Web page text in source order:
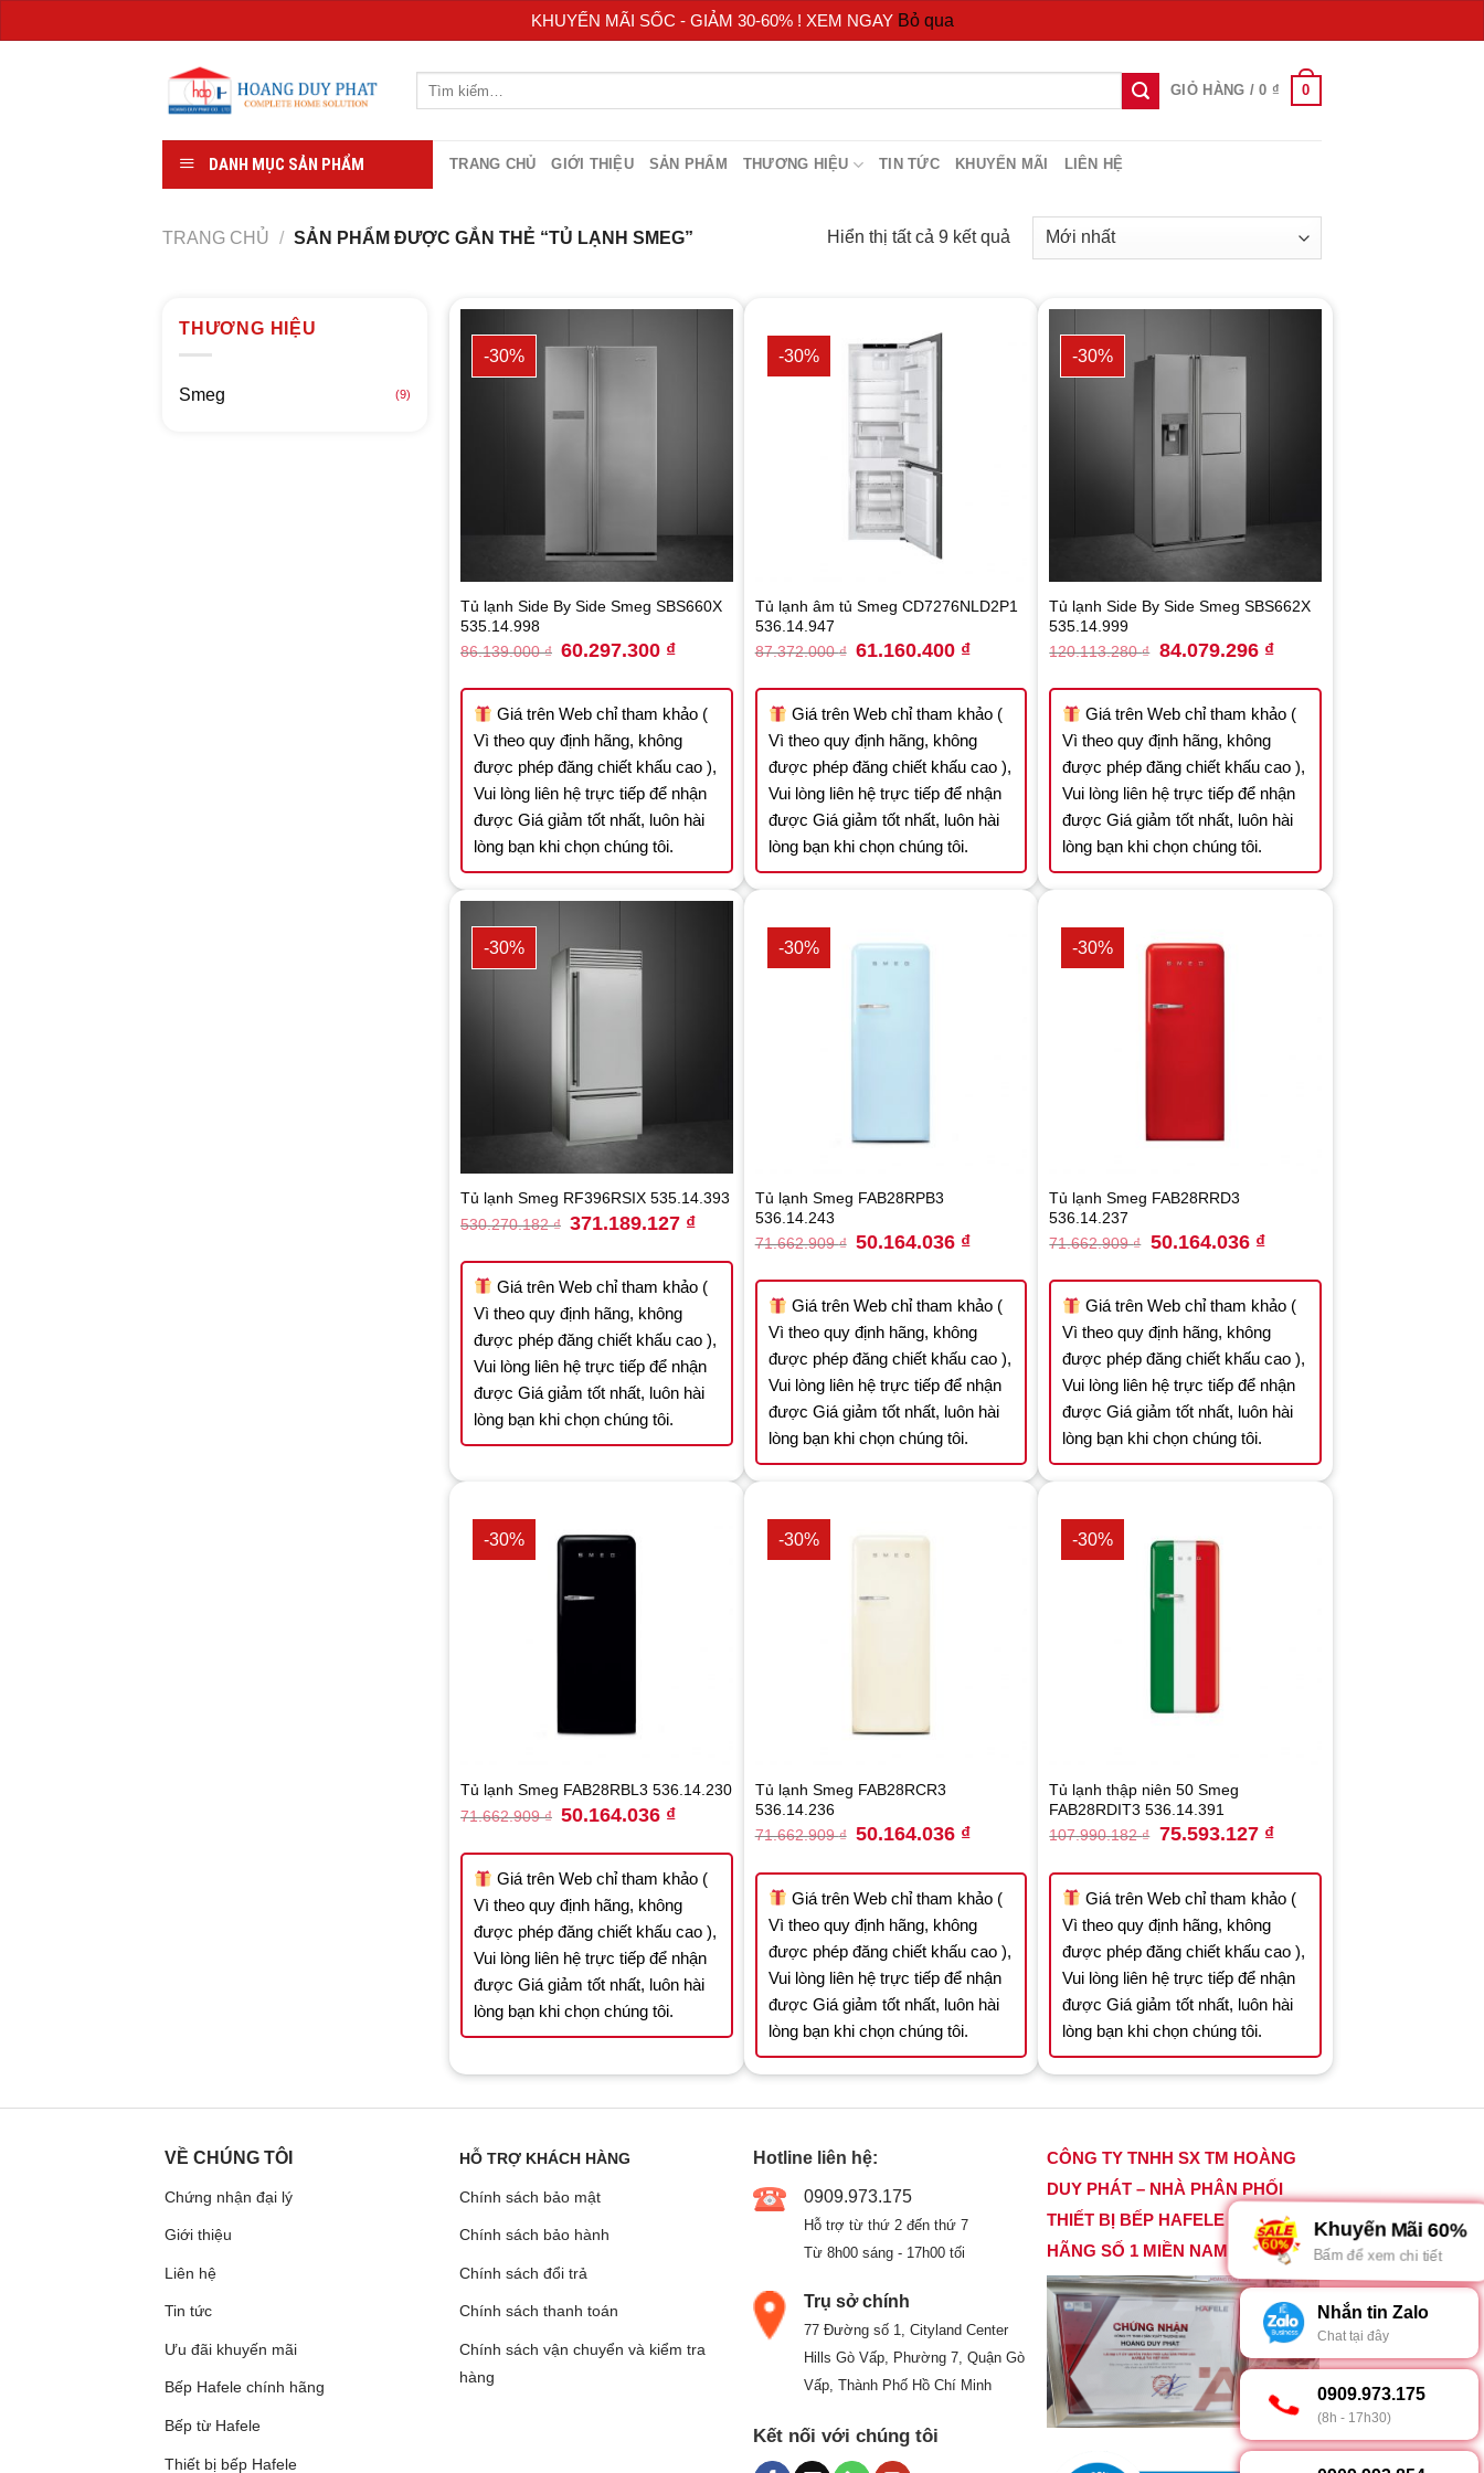
KHUYẾN MÃI SỐC - GIẢM 30-60% ! XEM NGAY Bỏ qua
GIỎ HÀNG /0 ₫ 0
DANH MỤC SẢN PHẨM TRANG CHỦ GIỚI THIỆU SẢN PHẨM THƯƠNG HIỆU TIN TỨC KHUYẾN MÃI LIÊN HỆ
TRANG CHỦ / SẢN PHẨM ĐƯỢC GẮN THẺ “TỦ LẠNH SMEG” Hiển thị tất cả 9 kết quả
THƯƠNG HIỆU
Smeg (9)
-30%
Tủ lạnh Side By Side Smeg SBS660X
535.14.998
86.139.000₫ Original
price
86.139.000 ₫.
60.297.300 ₫Current
60.297.300 ₫.
Giá trên Web chỉ tham khảo (
Vì theo quy định hãng, không
được phép đăng chiết khấu cao ),
Vui lòng liên hệ trực tiếp để nhận
được Giá giảm tốt nhất, luôn hài
lòng bạn khi chọn chúng tôi.
-30%
Tủ lạnh âm tủ Smeg CD7276NLD2P1
536.14.947
87.372.000₫ Original
price
87.372.000 ₫.
61.160.400 ₫Current
61.160.400 ₫.
Giá trên Web chỉ tham khảo (
Vì theo quy định hãng, không
được phép đăng chiết khấu cao ),
Vui lòng liên hệ trực tiếp để nhận
được Giá giảm tốt nhất, luôn hài
lòng bạn khi chọn chúng tôi.
-30%
Tủ lạnh Side By Side Smeg SBS662X
535.14.999
120.113.280₫
Original
price
120.113.280 ₫.
84.079.296 ₫Current
84.079.296 ₫.
Giá trên Web chỉ tham khảo (
Vì theo quy định hãng, không
được phép đăng chiết khấu cao ),
Vui lòng liên hệ trực tiếp để nhận
được Giá giảm tốt nhất, luôn hài
lòng bạn khi chọn chúng tôi.
-30%
Tủ lạnh Smeg RF396RSIX 535.14.393
530.270.182₫ Original
price
530.270.182 ₫.
371.189.127 ₫Current
371.189.127 ₫.
Giá trên Web chỉ tham khảo (
Vì theo quy định hãng, không
được phép đăng chiết khấu cao ),
Vui lòng liên hệ trực tiếp để nhận
được Giá giảm tốt nhất, luôn hài
lòng bạn khi chọn chúng tôi.
-30%
Tủ lạnh Smeg FAB28RPB3
536.14.243
71.662.909₫ Original
price
71.662.909 ₫.
50.164.036 ₫Current
50.164.036 ₫.
Giá trên Web chỉ tham khảo (
Vì theo quy định hãng, không
được phép đăng chiết khấu cao ),
Vui lòng liên hệ trực tiếp để nhận
được Giá giảm tốt nhất, luôn hài
lòng bạn khi chọn chúng tôi.
-30%
Tủ lạnh Smeg FAB28RRD3
536.14.237
71.662.909₫
Original
price
71.662.909 ₫.
50.164.036 ₫Current
50.164.036 ₫.
Giá trên Web chỉ tham khảo (
Vì theo quy định hãng, không
được phép đăng chiết khấu cao ),
Vui lòng liên hệ trực tiếp để nhận
được Giá giảm tốt nhất, luôn hài
lòng bạn khi chọn chúng tôi.
-30%
Tủ lạnh Smeg FAB28RBL3 536.14.230
71.662.909₫ Original
price
71.662.909 ₫.
50.164.036 ₫Current
50.164.036 ₫.
Giá trên Web chỉ tham khảo (
Vì theo quy định hãng, không
được phép đăng chiết khấu cao ),
Vui lòng liên hệ trực tiếp để nhận
được Giá giảm tốt nhất, luôn hài
lòng bạn khi chọn chúng tôi.
-30%
Tủ lạnh Smeg FAB28RCR3
536.14.236
71.662.909₫ Original
price
71.662.909 ₫.
50.164.036 ₫Current
50.164.036 ₫.
Giá trên Web chỉ tham khảo (
Vì theo quy định hãng, không
được phép đăng chiết khấu cao ),
Vui lòng liên hệ trực tiếp để nhận
được Giá giảm tốt nhất, luôn hài
lòng bạn khi chọn chúng tôi.
-30%
Tủ lạnh thập niên 50 Smeg
FAB28RDIT3 536.14.391
107.990.182₫ Original
price
107.990.182 ₫.
75.593.127 ₫Current
75.593.127 ₫.
Giá trên Web chỉ tham khảo (
Vì theo quy định hãng, không
được phép đăng chiết khấu cao ),
Vui lòng liên hệ trực tiếp để nhận
được Giá giảm tốt nhất, luôn hài
lòng bạn khi chọn chúng tôi.
VỀ CHÚNG TÔI
Chứng nhận đại lý
Giới thiệu
Liên hệ
Tin tức
Ưu đãi khuyến mãi
Bếp Hafele chính hãng
Bếp từ Hafele
Thiết bị bếp Hafele
HỖ TRỢ KHÁCH HÀNG
Chính sách bảo mật
Chính sách bảo hành
Chính sách đổi trả
Chính sách thanh toán
Chính sách vận chuyển và kiểm tra
hàng
Hotline liên hệ:
0909.973.175
Hỗ trợ từ thứ 2 đến thứ 7
Từ 8h00 sáng - 17h00 tối
Trụ sở chính
77 Đường số 1, Cityland Center
Hills Gò Vấp, Phường 7, Quận Gò
Vấp, Thành Phố Hồ Chí Minh
Kết nối với chúng tôi
CÔNG TY TNHH SX TM HOÀNG
DUY PHÁT – NHÀ PHÂN PHỐI
THIẾT BỊ BẾP HAFELE CHÍNH
HÃNG SỐ 1 MIỀN NAM
Khuyến Mãi 60%
Bấm để xem chi tiết
Nhắn tin Zalo
Chat tại đây
0909.973.175
(8h - 17h30)